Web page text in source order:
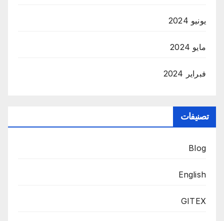
يونيو 2024
مايو 2024
فبراير 2024
تصنيفات
Blog
English
GITEX